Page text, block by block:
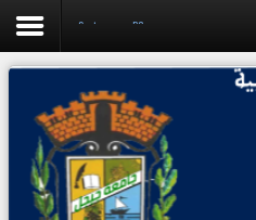
Accueil
L'Université
Facultés
Soutenances PG